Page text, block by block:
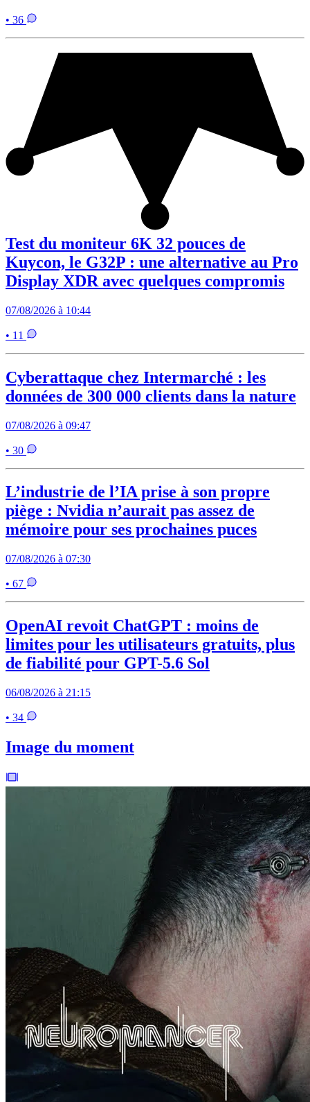
• 36
Test du moniteur 6K 32 pouces de
Kuycon, le G32P : une alternative au Pro
Display XDR avec quelques compromis
07/08/2026 à 10:44
• 11
Cyberattaque chez Intermarché : les
données de 300 000 clients dans la nature
07/08/2026 à 09:47
• 30
L’industrie de l’IA prise à son propre
piège : Nvidia n’aurait pas assez de
mémoire pour ses prochaines puces
07/08/2026 à 07:30
• 67
OpenAI revoit ChatGPT : moins de
limites pour les utilisateurs gratuits, plus
de fiabilité pour GPT-5.6 Sol
06/08/2026 à 21:15
• 34
Image du moment